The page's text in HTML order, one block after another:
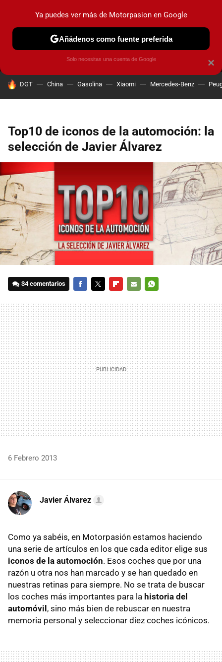
MENÚ NUEVO
COCHES ELÉCTRICOS OBSERVATORIO
HOY SE HABLA DE
DGT China Gasolina Xiaomi Mercedes-Benz
Top10 de iconos de la automoción: la
selección de Javier Álvarez
34 comentarios
MAIL
6 Febrero 2013
Javier Álvarez
Como ya sabéis, en Motorpasión estamos haciendo
una serie de artículos en los que cada editor elige sus
iconos de la automoción. Esos coches que por una
razón u otra nos han marcado y se han quedado en
nuestras retinas para siempre. No se trata de buscar
los coches más importantes para la historia del
automóvil , sino más bien de rebuscar en nuestra
memoria personal y seleccionar diez coches icónicos.
×
Ya puedes ver más de Motorpasion en Google
Añádenos como fuente preferida
Solo necesitas una cuenta de Google